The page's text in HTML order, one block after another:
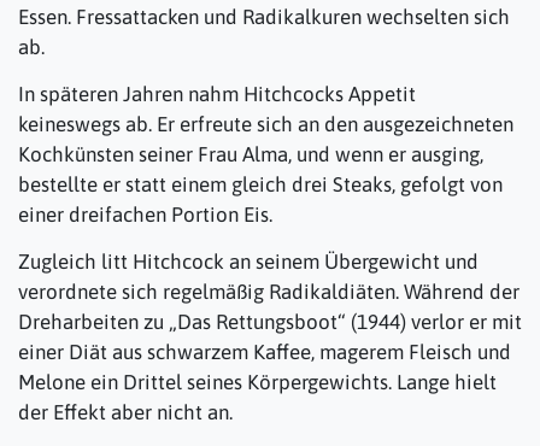
Essen. Fressattacken und Radikalkuren wechselten sich
ab.
In späteren Jahren nahm Hitchcocks Appetit
keineswegs ab. Er erfreute sich an den ausgezeichneten
Kochkünsten seiner Frau Alma, und wenn er ausging,
bestellte er statt einem gleich drei Steaks, gefolgt von
einer dreifachen Portion Eis.
Zugleich litt Hitchcock an seinem Übergewicht und
verordnete sich regelmäßig Radikaldiäten. Während der
Dreharbeiten zu „Das Rettungsboot“ (1944) verlor er mit
einer Diät aus schwarzem Kaffee, magerem Fleisch und
Melone ein Drittel seines Körpergewichts. Lange hielt
der Effekt aber nicht an.